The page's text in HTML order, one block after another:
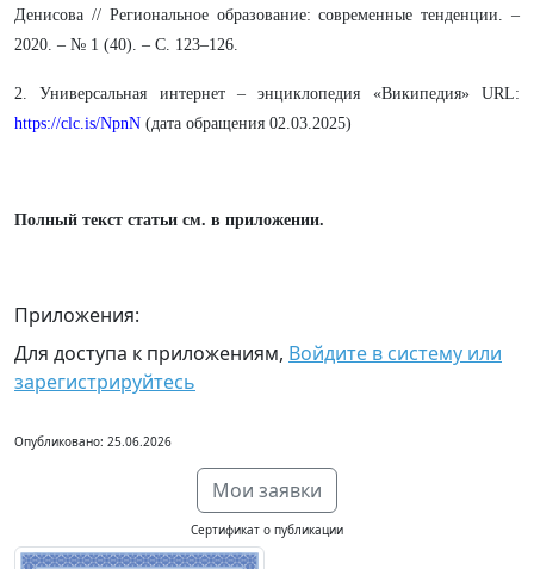
Денисова // Региональное образование: современные тенденции. –
2020. – № 1 (40). – С. 123–126.
2. Универсальная интернет – энциклопедия «Википедия» URL:
https://clc.is/NpnN (дата обращения 02.03.2025)
Полный текст статьи см. в приложении.
Приложения:
Для доступа к приложениям, Войдите в систему или
зарегистрируйтесь
Опубликовано: 25.06.2026
Мои заявки
Сертификат о публикации